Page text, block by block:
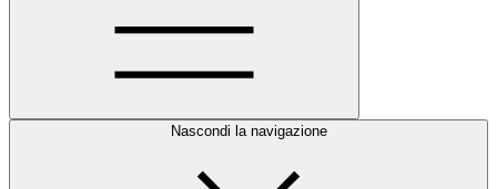
Nascondi la navigazione